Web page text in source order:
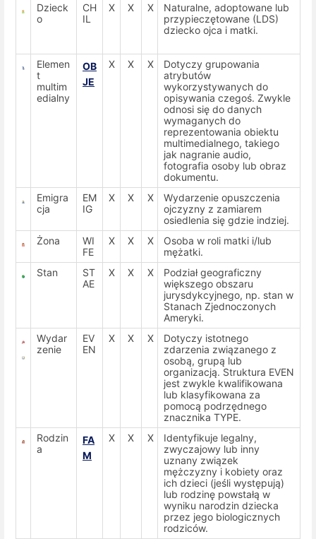
Dzieck
o
CH
IL
X X X
Naturalne, adoptowane lub
przypieczętowane (LDS)
dziecko ojca i matki.
Elemen
t
multim
edialny
OB
JE
X X X
Dotyczy grupowania
atrybutów
wykorzystywanych do
opisywania czegoś. Zwykle
odnosi się do danych
wymaganych do
reprezentowania obiektu
multimedialnego, takiego
jak nagranie audio,
fotografia osoby lub obraz
dokumentu.
Emigra
cja
EM
IG
X X X
Wydarzenie opuszczenia
ojczyzny z zamiarem
osiedlenia się gdzie indziej.
Żona
WI
FE
X X X
Osoba w roli matki i/lub
mężatki.
Stan
ST
AE
X X X
Podział geograficzny
większego obszaru
jurysdykcyjnego, np. stan w
Stanach Zjednoczonych
Ameryki.
Wydar
zenie
EV
EN
X X X
Dotyczy istotnego
zdarzenia związanego z
osobą, grupą lub
organizacją. Struktura EVEN
jest zwykle kwalifikowana
lub klasyfikowana za
pomocą podrzędnego
znacznika TYPE.
Rodzin
a
FA
M
X X X
Identyfikuje legalny,
zwyczajowy lub inny
uznany związek
mężczyzny i kobiety oraz
ich dzieci (jeśli występują)
lub rodzinę powstałą w
wyniku narodzin dziecka
przez jego biologicznych
rodziców.